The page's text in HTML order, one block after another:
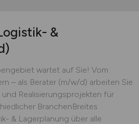
&
wartet auf Sie! Vom
– als Berater (m/w/d) arbeiten Sie
Realisierungsprojekten für
BranchenBreites
& Lagerplanung über alle